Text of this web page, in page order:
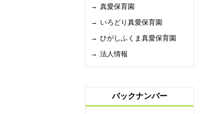
真愛保育園
いろどり真愛保育園
ひがしふくま真愛保育園
法人情報
バックナンバー